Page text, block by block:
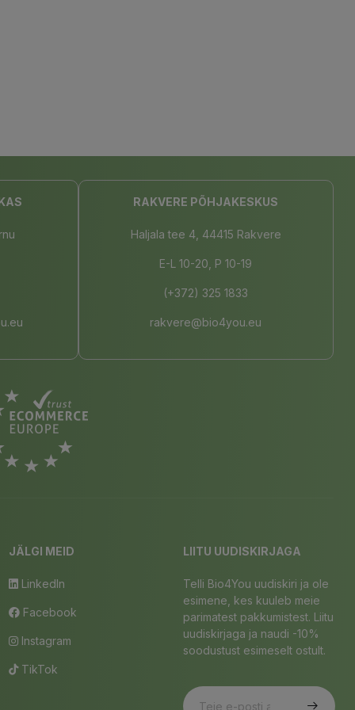
RAKVERE PÕHJAKESKUS
Haljala tee 4, 44415 Rakvere
E-L 10-20, P 10-19
(+372) 325 1833
rakvere@bio4you.eu
JÄLGI MEID
LinkedIn
Facebook
Instagram
TikTok
LIITU UUDISKIRJAGA
Telli Bio4You uudiskiri ja ole
esimene, kes kuuleb meie
parimatest pakkumistest. Liitu
uudiskirjaga ja naudi -10%
soodustust esimeselt ostult.